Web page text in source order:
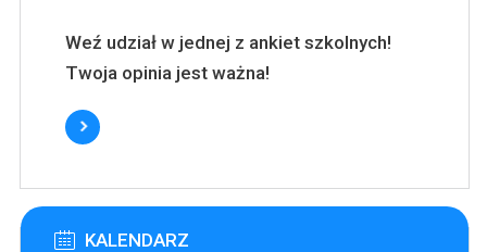
Weź udział w jednej z ankiet szkolnych!
Twoja opinia jest ważna!
KALENDARZ